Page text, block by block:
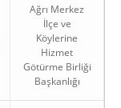
Ağrı Merkez
İlçe ve
Köylerine
Hizmet
Götürme Birliği
Başkanlığı